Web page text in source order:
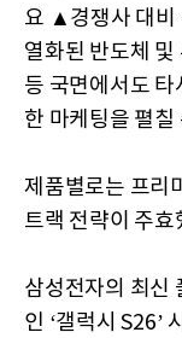
요 ▲경쟁사 대비
열화된 반도체
등 국면에서도 타
한 마케팅을 펼
제품별로는 프리
트랙 전략이 주효
삼성전자의 최신
인 ‘갤럭시 S26’